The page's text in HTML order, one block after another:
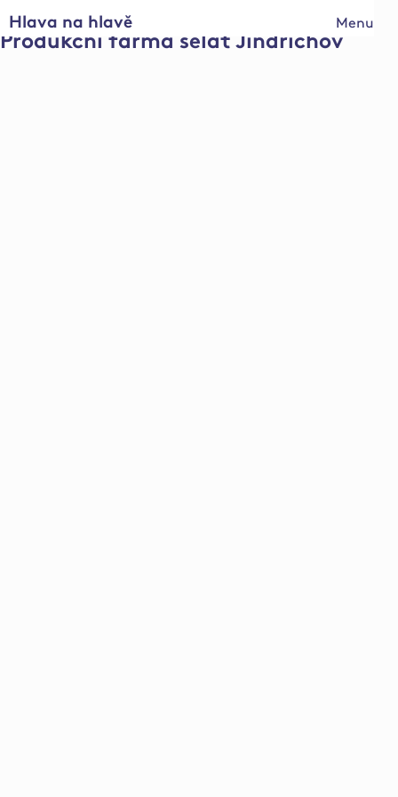
Menu
Hlava na hlavě
Produkční farma selat Jindřichov